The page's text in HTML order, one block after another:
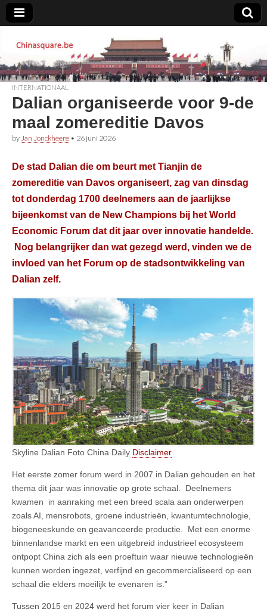
Chinasquare.be
INTERNATIONAAL
Dalian organiseerde voor 9-de
maal zomereditie Davos
by Jan Jonckheere • 26 juni 2026
De stad Dalian die om beurt met Tianjin de
zomereditie van Davos organiseert, zag van dinsdag
tot donderdag 1700 deelnemers aan de jaarlijkse
bijeenkomst van de New Champions bij het World
Economic Forum dat dit jaar over innovatie handelde.
Nog belangrijker dan wat gezegd werd, vinden we de
invloed van het Forum op de stadsontwikkeling van
Dalian zelf.
Skyline Dalian Foto China Daily Disclaimer
Het eerste zomer forum werd in 2007 in Dalian gehouden en het
thema dit jaar was innovatie op grote schaal. Deelnemers
kwamen in aanraking met een breed scala aan onderwerpen
zoals AI, mensrobots, groene industrieën, kwantumtechnologie,
biogeneeskunde en geavanceerde productie. Met een enorme
binnenlandse markt en een uitgebreid industrieel ecosysteem
ontpopt China zich als een proeftuin waar nieuwe technologieën
kunnen worden ingezet, verfijnd en gecommercialiseerd op een
schaal die elders moeilijk te evenaren is.”
Tussen 2015 en 2024 werd het forum vier keer in Dalian